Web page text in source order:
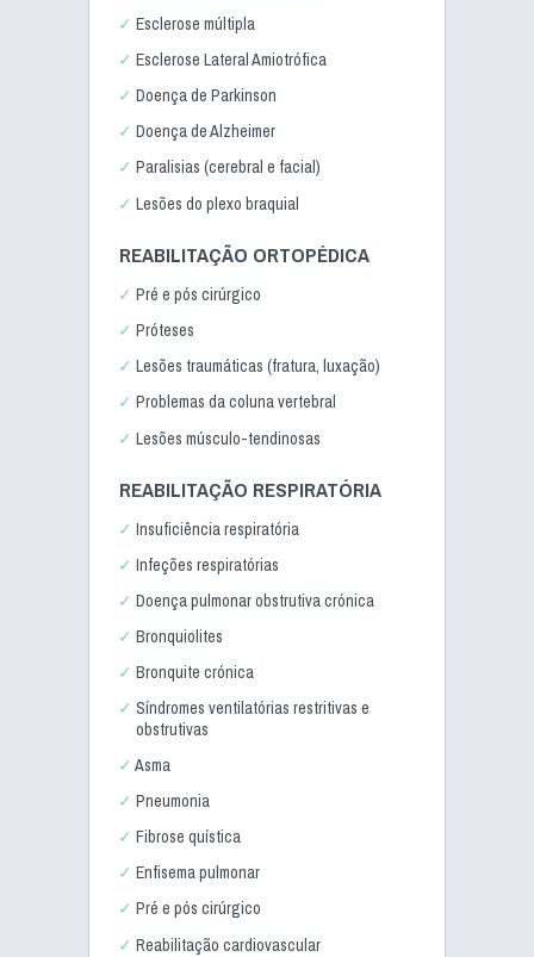
Esclerose múltipla
Esclerose Lateral Amiotrófica
Doença de Parkinson
Doença de Alzheimer
Paralisias (cerebral e facial)
Lesões do plexo braquial
REABILITAÇÃO ORTOPÉDICA
Pré e pós cirúrgico
Próteses
Lesões traumáticas (fratura, luxação)
Problemas da coluna vertebral
Lesões músculo-tendinosas
REABILITAÇÃO RESPIRATÓRIA
Insuficiência respiratória
Infeções respiratórias
Doença pulmonar obstrutiva crónica
Bronquiolites
Bronquite crónica
Síndromes ventilatórias restritivas e
obstrutivas
Asma
Pneumonia
Fibrose quística
Enfisema pulmonar
Pré e pós cirúrgico
Reabilitação cardiovascular